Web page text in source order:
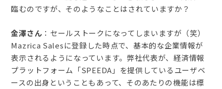
臨むのですが、そのようなことはされていますか？
金澤さん ：セールストークになってしまいますが（笑）
Mazrica Salesに登録した時点で、基本的な企業情報が
表示されるようになっています。弊社代表が、経済情報
プラットフォーム「SPEEDA」を提供しているユーザベ
ースの出身ということもあって、そのあたりの機能は標